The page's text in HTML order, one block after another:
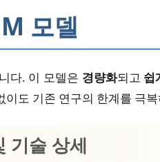
모델
다. 이 모델은 경량화되고 쉽
이도 기존 연구의 한계를 극
기술 상세